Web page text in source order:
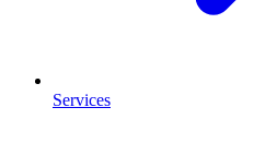
Services